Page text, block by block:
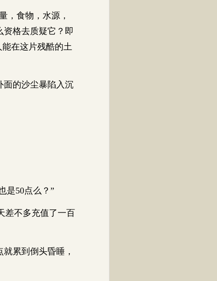
食物，水源，
格去质疑它？即
在这片残酷的土
的沙尘暴陷入沉
50点么？”
不多充值了一百
累到倒头昏睡，